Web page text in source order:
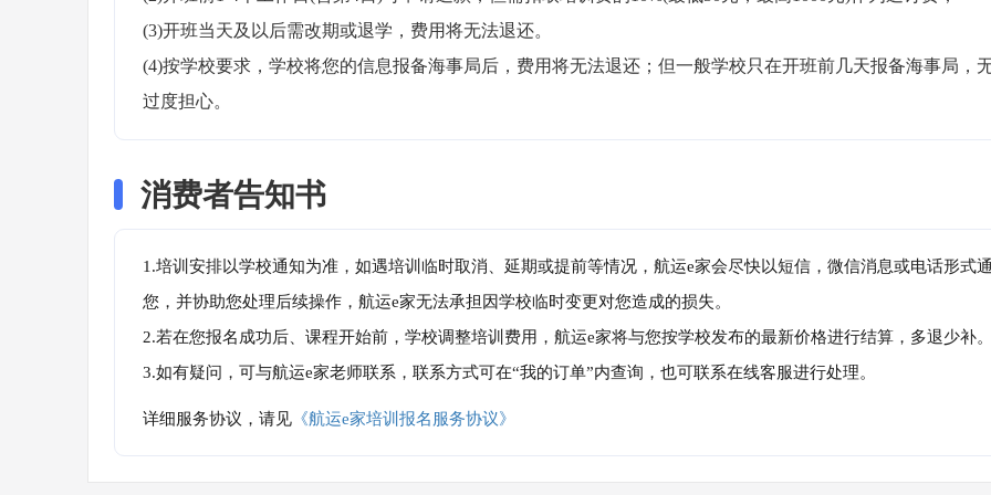
(3)开班当天及以后需改期或退学，费用将无法退还。
(4)按学校要求，学校将您的信息报备海事局后，费用将无法退还；但一般学校只在开班前几天报备海事局，
过度担心。
消费者告知书
1.培训安排以学校通知为准，如遇培训临时取消、延期或提前等情况，航运e家会尽快以短信，微信消息或电话形式
您，并协助您处理后续操作，航运e家无法承担因学校临时变更对您造成的损失。
2.若在您报名成功后、课程开始前，学校调整培训费用，航运e家将与您按学校发布的最新价格进行结算，多退少补。
3.如有疑问，可与航运e家老师联系，联系方式可在“我的订单”内查询，也可联系在线客服进行处理。
详细服务协议，请见 《航运e家培训报名服务协议》